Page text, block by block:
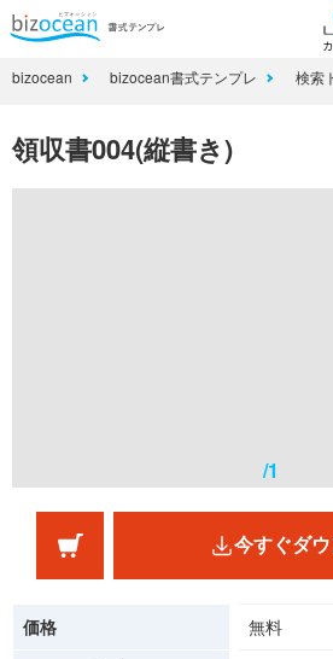
bizocean bizocean書式テンプレ 検索
領収書004(縦書き)
/1
今すぐダ
価格
無料